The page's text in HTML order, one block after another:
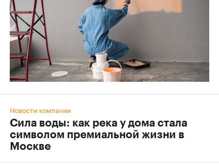
Новости компании
Сила воды: как река у дома стала
символом премиальной жизни в
Москве